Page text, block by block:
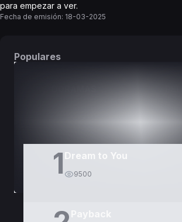
para empezar a ver.
Fecha de emisión: 18-03-2025
Populares
1 Dream to You
9500